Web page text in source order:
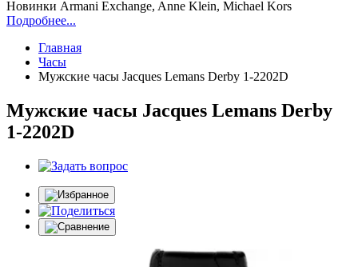
Новинки Armani Exchange, Anne Klein, Michael Kors
Подробнее...
Главная
Часы
Мужские часы Jacques Lemans Derby 1-2202D
Мужские часы Jacques Lemans Derby
1-2202D